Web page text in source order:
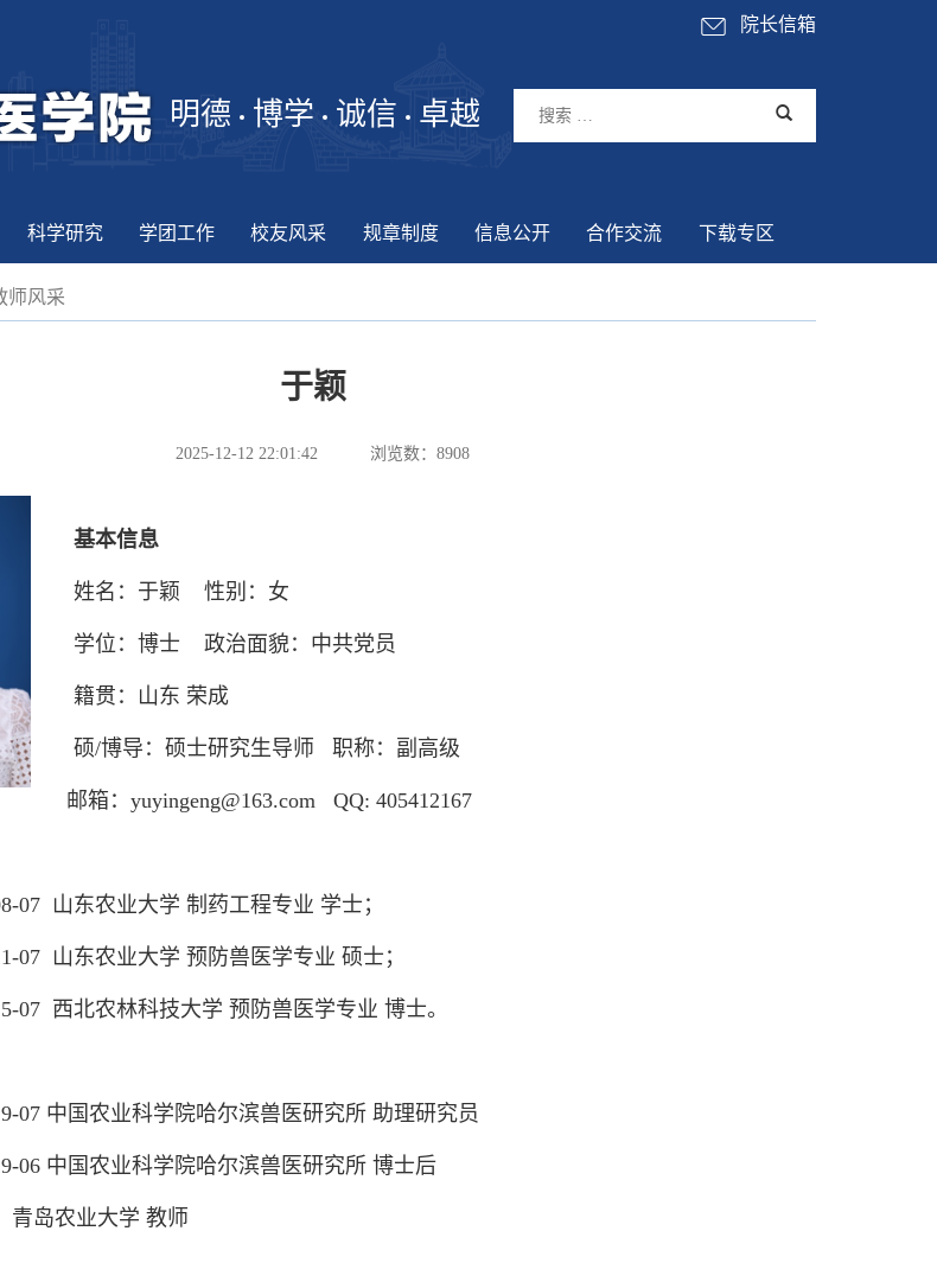
院长信箱
明德 博学 诚信 卓越
科学研究 学团工作 校友风采 规章制度 信息公开 合作交流 下载专区
师风采
于颖
2025-12-12 22:01:42 浏览数：8908
基本信息
姓名：于颖 性别：女
学位：博士 政治面貌：中共党员
籍贯：山东 荣成
硕/博导：硕士研究生导师 职称：副高级
邮箱：yuyingeng@163.com QQ: 405412167
山东农业大学 制药工程专业 学士；
山东农业大学 预防兽医学专业 硕士；
西北农林科技大学 预防兽医学专业 博士。
中国农业科学院哈尔滨兽医研究所 助理研究员
中国农业科学院哈尔滨兽医研究所 博士后
岛农业大学 教师